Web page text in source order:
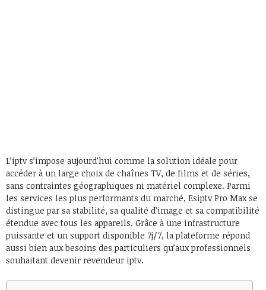
L’iptv s’impose aujourd’hui comme la solution idéale pour
accéder à un large choix de chaînes TV, de films et de séries,
sans contraintes géographiques ni matériel complexe. Parmi
les services les plus performants du marché, Esiptv Pro Max se
distingue par sa stabilité, sa qualité d’image et sa compatibilité
étendue avec tous les appareils. Grâce à une infrastructure
puissante et un support disponible 7j/7, la plateforme répond
aussi bien aux besoins des particuliers qu’aux professionnels
souhaitant devenir revendeur iptv.